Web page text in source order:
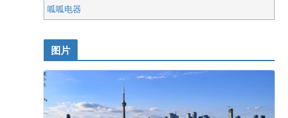
呱呱电器
开明车行KS CAR SALES & SERVICE
皇后金融集团
铁木尔商业注册服务
图片